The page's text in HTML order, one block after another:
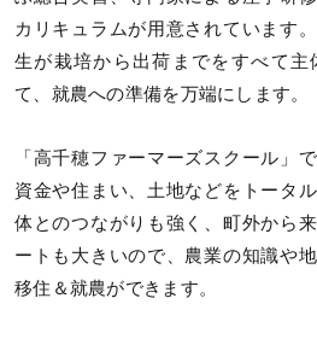
カリキュラムが用意されています
生が栽培から出荷までをすべて主
て、就農への準備を万端にします。
「高千穂ファーマーズスクール」
資金や住まい、土地などをトータ
体とのつながりも強く、町外から
ートも大きいので、農業の知識や
移住＆就農ができます。